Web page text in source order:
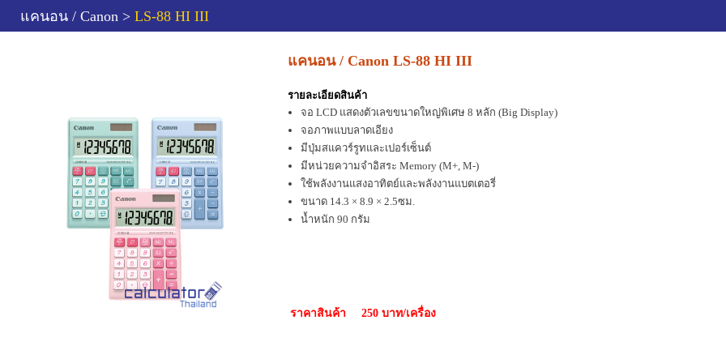
แคนอน / Canon > LS-88 HI III
แคนอน / Canon LS-88 HI III
รายละเอียดสินค้า
จอ LCD แสดงตัวเลขขนาดใหญ่พิเศษ 8 หลัก (Big Display)
จอภาพแบบลาดเอียง
มีปุ่มสแควร์รูทและเปอร์เซ็นต์
มีหน่วยความจำอิสระ Memory (M+, M-)
ใช้พลังงานแสงอาทิตย์และพลังงานแบตเตอรี่
ขนาด 14.3 × 8.9 × 2.5ซม.
น้ำหนัก 90 กรัม
ราคาสินค้า 250 บาท/เครื่อง